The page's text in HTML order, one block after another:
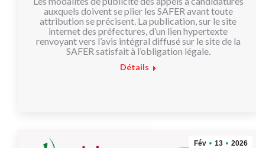
auxquels doivent se plier les SAFER avant toute
attribution se précisent. La publication, sur le site
internet des préfectures, d’un lien hypertexte
renvoyant vers l’avis intégral diffusé sur le site de la
SAFER satisfait à l’obligation légale.
Détails
Fév 13 2026